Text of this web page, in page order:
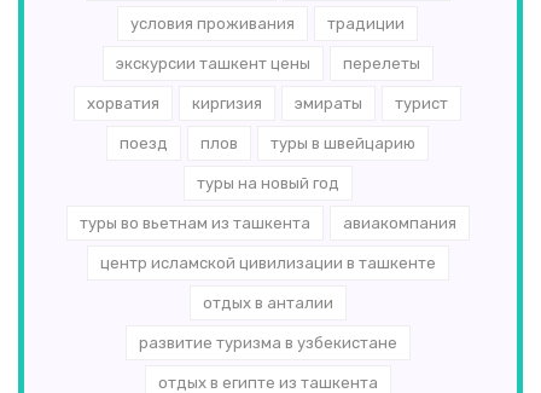
условия проживания традиции
экскурсии ташкент цены перелеты
хорватия киргизия эмираты турист
поезд плов туры в швейцарию
туры на новый год
туры во вьетнам из ташкента авиакомпания
центр исламской цивилизации в ташкенте
отдых в анталии
развитие туризма в узбекистане
отдых в египте из ташкента